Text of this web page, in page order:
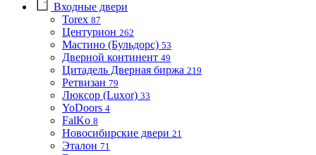
Входные двери
Torex 87
Центурион 262
Мастино (Бульдорс) 53
Дверной континент 49
Цитадель Дверная биржа 219
Ретвизан 79
Люксор (Luxor) 33
YoDoors 4
FalKo 8
Новосибирские двери 21
Эталон 71